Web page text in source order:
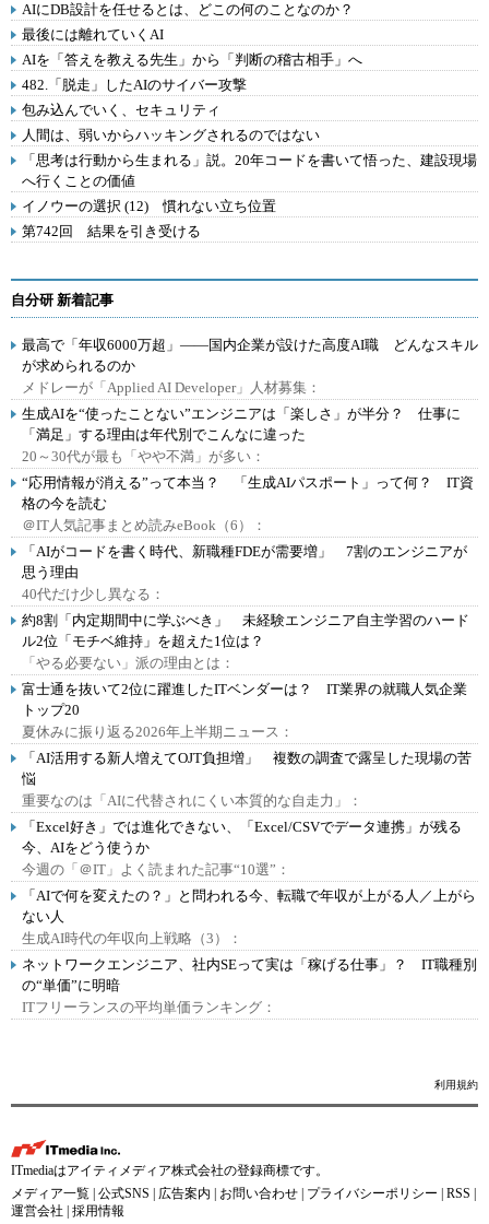
AIにDB設計を任せるとは、どこの何のことなのか？
最後には離れていくAI
AIを「答えを教える先生」から「判断の稽古相手」へ
482.「脱走」したAIのサイバー攻撃
包み込んでいく、セキュリティ
人間は、弱いからハッキングされるのではない
「思考は行動から生まれる」説。20年コードを書いて悟った、建設現場
へ行くことの価値
イノウーの選択 (12) 慣れない立ち位置
第742回 結果を引き受ける
自分研 新着記事
最高で「年収6000万超」――国内企業が設けた高度AI職 どんなスキル
が求められるのか
メドレーが「Applied AI Developer」人材募集：
生成AIを“使ったことない”エンジニアは「楽しさ」が半分？ 仕事に
「満足」する理由は年代別でこんなに違った
20～30代が最も「やや不満」が多い：
“応用情報が消える”って本当？ 「生成AIパスポート」って何？ IT資
格の今を読む
＠IT人気記事まとめ読みeBook（6）：
「AIがコードを書く時代、新職種FDEが需要増」 7割のエンジニアが
思う理由
40代だけ少し異なる：
約8割「内定期間中に学ぶべき」 未経験エンジニア自主学習のハード
ル2位「モチベ維持」を超えた1位は？
「やる必要ない」派の理由とは：
富士通を抜いて2位に躍進したITベンダーは？ IT業界の就職人気企業
トップ20
夏休みに振り返る2026年上半期ニュース：
「AI活用する新人増えてOJT負担増」 複数の調査で露呈した現場の苦
悩
重要なのは「AIに代替されにくい本質的な自走力」：
「Excel好き」では進化できない、「Excel/CSVでデータ連携」が残る
今、AIをどう使うか
今週の「＠IT」よく読まれた記事“10選”：
「AIで何を変えたの？」と問われる今、転職で年収が上がる人／上がら
ない人
生成AI時代の年収向上戦略（3）：
ネットワークエンジニア、社内SEって実は「稼げる仕事」？ IT職種別
の“単価”に明暗
ITフリーランスの平均単価ランキング：
利用規約
ITmediaはアイティメディア株式会社の登録商標です。
メディア一覧 公式SNS 広告案内 お問い合わせ プライバシーポリシー RSS
運営会社
採用情報